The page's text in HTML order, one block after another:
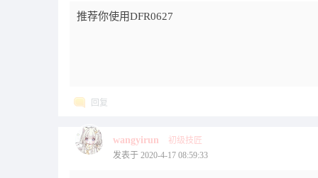
推荐你使用DFR0627
回复
wangyirun
初级技匠
发表于 2020-4-17 08:59:33